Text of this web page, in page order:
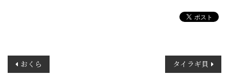
稿
おくら タイラギ貝